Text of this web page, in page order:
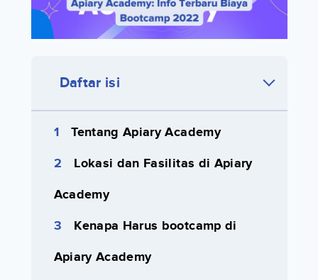
Daftar isi
Tentang Apiary Academy
Lokasi dan Fasilitas di Apiary
Academy
Kenapa Harus bootcamp di
Apiary Academy